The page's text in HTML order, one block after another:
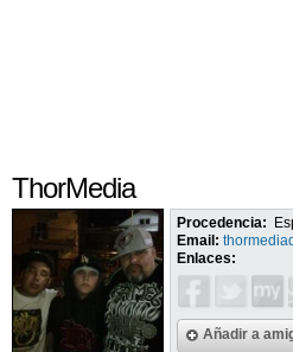
ThorMedia
Procedencia:
Email:
Enlaces:
Añadir a